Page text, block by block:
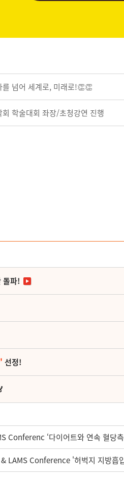
넘어 세계로, 미래로!👏👏
학술대회 좌장/초청강연 진행
돌파!
선정!
‘다이어트와 연속 혈당측
LAMS Conference '허벅지 지방흡